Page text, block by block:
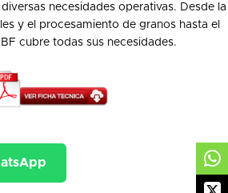
necesidades operativas. Desde la
y el procesamiento de granos hasta el
cubre todas sus necesidades.